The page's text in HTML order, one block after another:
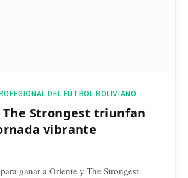
DEL FÚTBOL BOLIVIANO
The Strongest triunfan
vibrante
ganar a Oriente y The Strongest